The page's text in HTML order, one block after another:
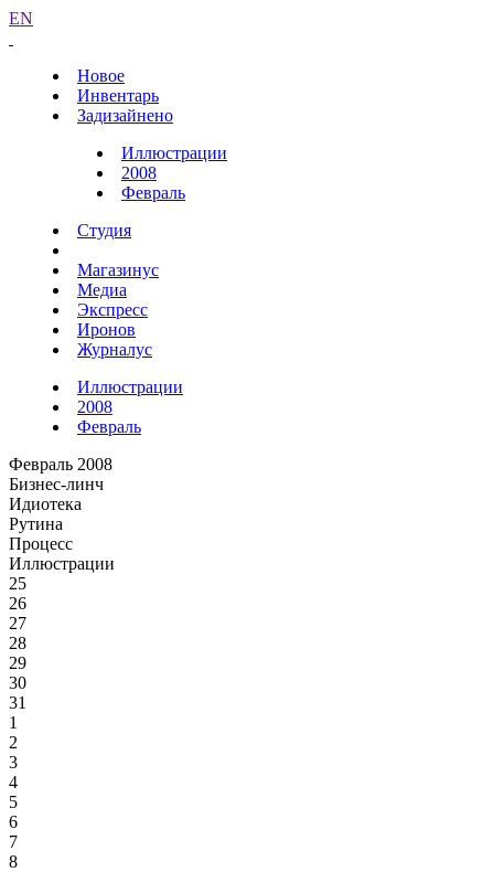
EN
Новое
Инвентарь
Задизайнено
Иллюстрации
2008
Февраль
Студия
Магазинус
Медиа
Экспресс
Иронов
Журналус
Иллюстрации
2008
Февраль
Февраль 2008
Бизнес-линч
Идиотека
Рутина
Процесс
Иллюстрации
25
26
27
28
29
30
31
1
2
3
4
5
6
7
8